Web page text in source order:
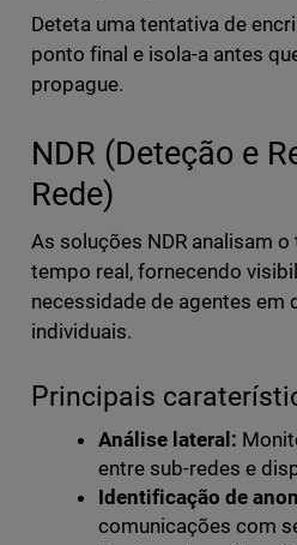
Deteta uma tentativa de
ponto final e isola-a antes
propague.
NDR (Deteção e
Rede)
As soluções NDR analisam
tempo real, fornecendo
necessidade de agentes em
individuais.
Principais
Análise lateral:
entre sub-redes e
Identificação de
comunicações com